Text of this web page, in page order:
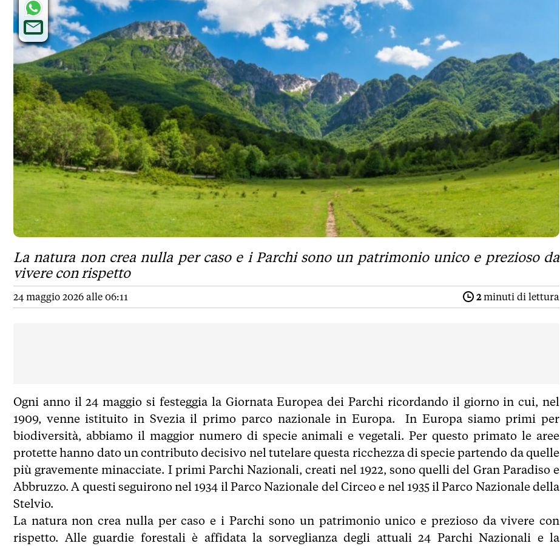
La natura non crea nulla per caso e i Parchi sono un patrimonio unico e prezioso da
vivere con rispetto
24 maggio 2026 alle 06:11 2minuti di lettura
Ogni anno il 24 maggio si festeggia la Giornata Europea dei Parchi ricordando il giorno in cui, nel
1909, venne istituito in Svezia il primo parco nazionale in Europa. In Europa siamo primi per
biodiversità, abbiamo il maggior numero di specie animali e vegetali. Per questo primato le aree
protette hanno dato un contributo decisivo nel tutelare questa ricchezza di specie partendo da quelle
più gravemente minacciate. I primi Parchi Nazionali, creati nel 1922, sono quelli del Gran Paradiso e
Abbruzzo. A questi seguirono nel 1934 il Parco Nazionale del Circeo e nel 1935 il Parco Nazionale della
Stelvio.
La natura non crea nulla per caso e i Parchi sono un patrimonio unico e prezioso da vivere con
rispetto. Alle guardie forestali è affidata la sorveglianza degli attuali 24 Parchi Nazionali e la